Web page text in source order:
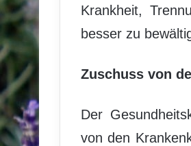
Krankheit,
besser zu
Zuschuss von
Der
von den